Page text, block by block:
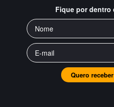
Fique por dentro
Quero